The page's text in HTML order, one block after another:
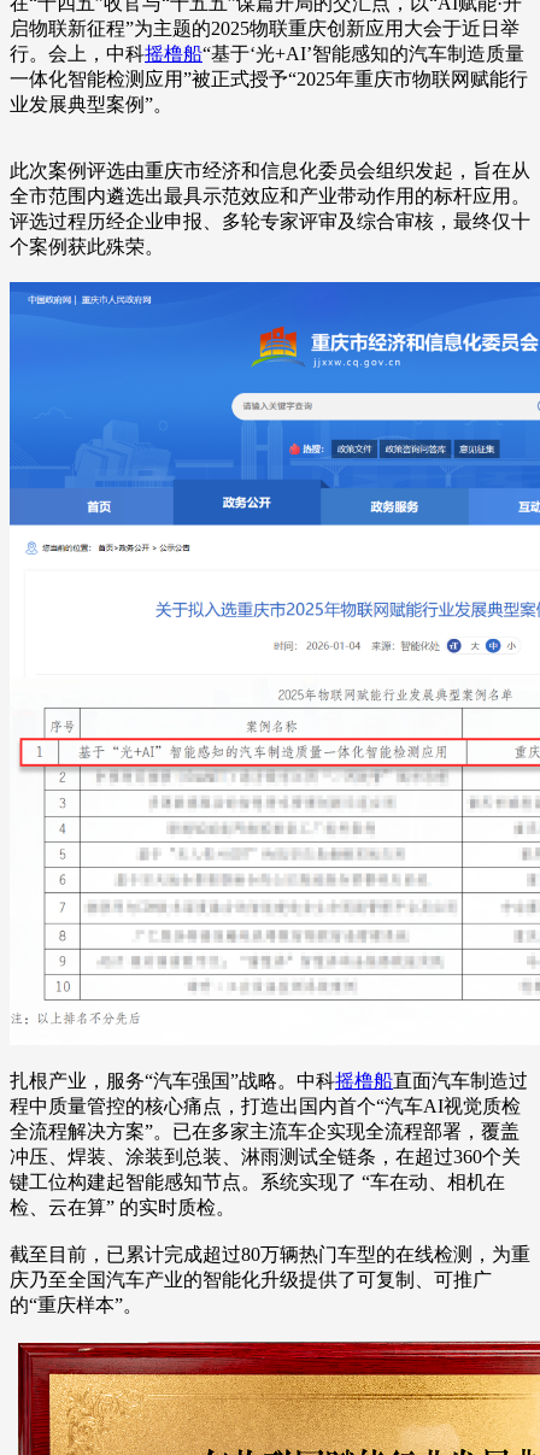
启物联新征程”为主题的2025物联重庆创新应用大会于近日举
行。会上，中科摇橹船“基于‘光+AI’智能感知的汽车制造质量
一体化智能检测应用”被正式授予“2025年重庆市物联网赋能行
业发展典型案例”。
此次案例评选由重庆市经济和信息化委员会组织发起，旨在从
全市范围内遴选出最具示范效应和产业带动作用的标杆应用。
评选过程历经企业申报、多轮专家评审及综合审核，最终仅十
个案例获此殊荣。
扎根产业，服务“汽车强国”战略。中科摇橹船直面汽车制造过
程中质量管控的核心痛点，打造出国内首个“汽车AI视觉质检
全流程解决方案”。已在多家主流车企实现全流程部署，覆盖
冲压、焊装、涂装到总装、淋雨测试全链条，在超过360个关
键工位构建起智能感知节点。系统实现了 “车在动、相机在
检、云在算” 的实时质检。
截至目前，已累计完成超过80万辆热门车型的在线检测，为重
庆乃至全国汽车产业的智能化升级提供了可复制、可推广
的“重庆样本”。